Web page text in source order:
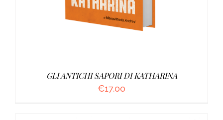
GLI ANTICHI SAPORI DI KATHARINA
€17.00